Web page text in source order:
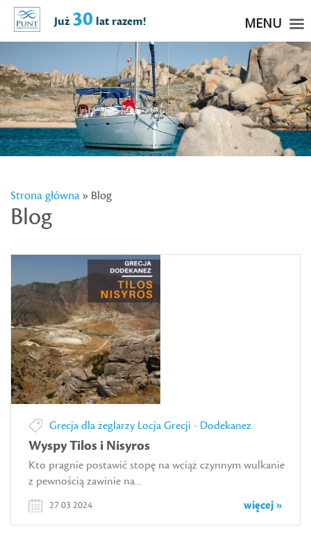
Strona główna» Blog
Blog
Grecja dla żeglarzy Locja Grecji - Dodekanez
Wyspy Tilos i Nisyros
Kto pragnie postawić stopę na wciąż czynnym wulkanie
z pewnością zawinie na...
więcej »
27 03 2024
Już30 lat razem! MENU